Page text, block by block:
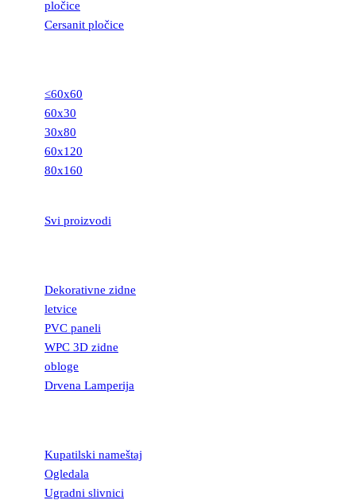
pločice
Cersanit pločice
≤60x60
60x30
30x80
60x120
80x160
Svi proizvodi
Dekorativne zidne
letvice
PVC paneli
WPC 3D zidne
obloge
Drvena Lamperija
Kupatilski nameštaj
Ogledala
Ugradni slivnici